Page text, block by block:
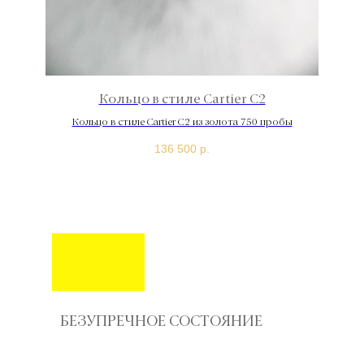
Кольцо в стиле Cartier С2
Кольцо в стиле Cartier С2 из золота 750 пробы
136 500 р.
БЕЗУПРЕЧНОЕ СОСТОЯНИЕ